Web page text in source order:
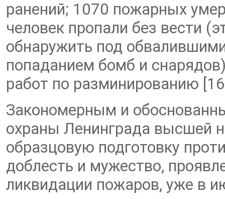
ранений; 1070 пожарных
человек пропали без вести
обнаружить под
попаданием бомб и
работ по разминированию
Закономерным и
охраны Ленинграда высшей
образцовую подготовку
доблесть и мужество,
ликвидации пожаров, уже в